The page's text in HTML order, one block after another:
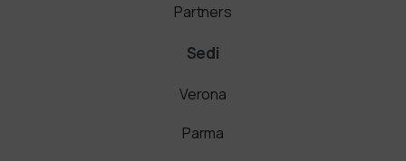
Partners
Sedi
Verona
Parma